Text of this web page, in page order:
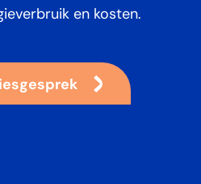
en kosten.